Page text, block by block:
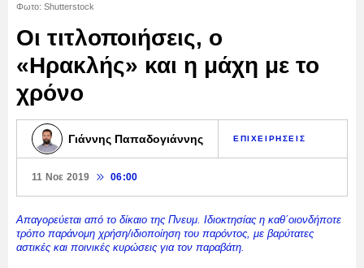
Φωτο: Shutterstock
Οι τιτλοποιήσεις, ο
«Ηρακλής» και η μάχη με το
χρόνο
Γιάννης Παπαδογιάννης ΕΠΙΧΕΙΡΗΣΕΙΣ
11 Νοε 2019 06:00
Απαγορεύεται από το δίκαιο της Πνευμ. Ιδιοκτησίας η καθ΄οιονδήποτε
τρόπο παράνομη χρήση/ιδιοποίηση του παρόντος, με βαρύτατες
αστικές και ποινικές κυρώσεις για τον παραβάτη.